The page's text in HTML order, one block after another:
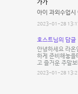
가가
아이 과외수업
2023-01-28
호스트님의 답글
안녕하세요 라
하게 준비해놓을
고 즐거운 주말
2023-01-28